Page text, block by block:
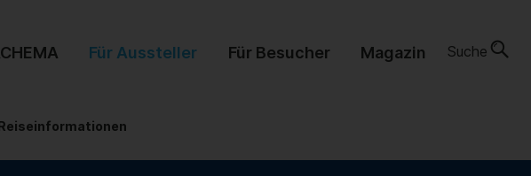
Für Aussteller Für Besucher Magazin Suche